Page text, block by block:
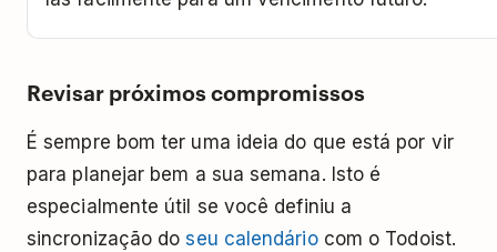
Revisar próximos compromissos
É sempre bom ter uma ideia do que está por vir
para planejar bem a sua semana. Isto é
especialmente útil se você definiu a
sincronização doseu calendáriocom o Todoist.